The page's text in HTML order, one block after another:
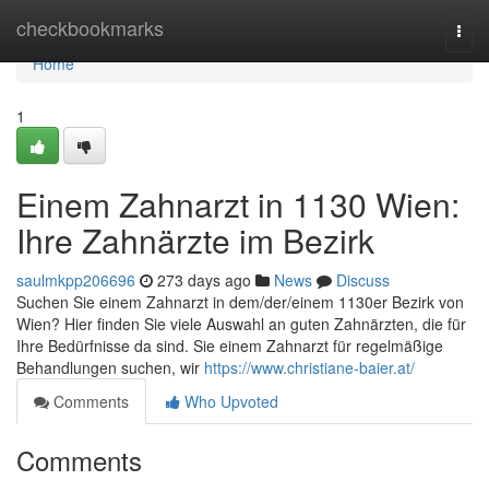
checkbookmarks
Home
Home
1
Einem Zahnarzt in 1130 Wien:
Ihre Zahnärzte im Bezirk
saulmkpp206696 273 days ago News
Discuss
Suchen Sie einem Zahnarzt in dem/der/einem 1130er Bezirk von
Wien? Hier finden Sie viele Auswahl an guten Zahnärzten, die für
Ihre Bedürfnisse da sind. Sie einem Zahnarzt für regelmäßige
Behandlungen suchen, wir https://www.christiane-baier.at/
Comments
Who Upvoted
Comments